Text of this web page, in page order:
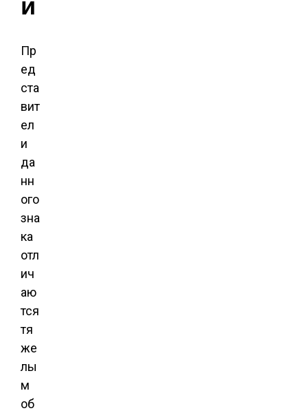
Пр
ед
ста
вит
ел
и
да
нн
ого
зна
ка
отл
ич
аю
тся
тя
же
лы
м
об